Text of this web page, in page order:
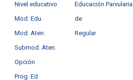
Nivel educativo
Educación Parvularia
Mod. Edu.
de
Mod. Aten.
Regular
Submod. Aten.
Opción
Prog. Ed.